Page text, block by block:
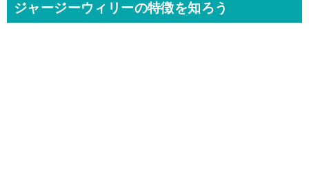
ジャージーウィリーの特徴を知ろう